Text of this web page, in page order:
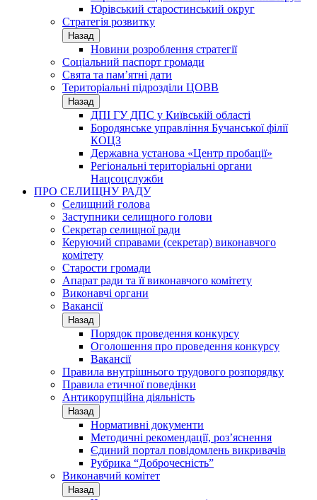
Юрівський старостинський округ
Стратегія розвитку
Назад
Новини розроблення стратегії
Соціальний паспорт громади
Свята та пам’ятні дати
Територіальні підрозділи ЦОВВ
Назад
ДПІ ГУ ДПС у Київській області
Бородянське управління Бучанської філії
КОЦЗ
Державна установа «Центр пробації»
Регіональні територіальні органи
Нацсоцслужби
ПРО СЕЛИЩНУ РАДУ
Селищний голова
Заступники селищного голови
Секретар селищної ради
Керуючий справами (секретар) виконавчого
комітету
Старости громади
Апарат ради та її виконавчого комітету
Виконавчі органи
Вакансії
Назад
Порядок проведення конкурсу
Оголошення про проведення конкурсу
Вакансії
Правила внутрішнього трудового розпорядку
Правила етичної поведінки
Антикорупційна діяльність
Назад
Нормативні документи
Методичні рекомендації, роз’яснення
Єдиний портал повідомлень викривачів
Рубрика “Доброчесність”
Виконавчий комітет
Назад